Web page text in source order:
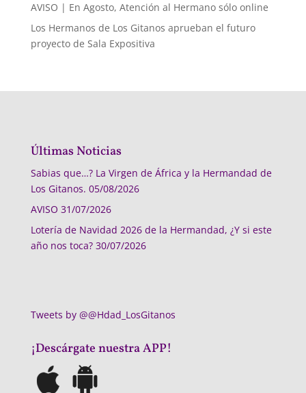
AVISO | En Agosto, Atención al Hermano sólo online
Los Hermanos de Los Gitanos aprueban el futuro
proyecto de Sala Expositiva
Últimas Noticias
Sabias que…? La Virgen de África y la Hermandad de
Los Gitanos. 05/08/2026
AVISO 31/07/2026
Lotería de Navidad 2026 de la Hermandad, ¿Y si este
año nos toca? 30/07/2026
Tweets by @@Hdad_LosGitanos
¡Descárgate nuestra APP!